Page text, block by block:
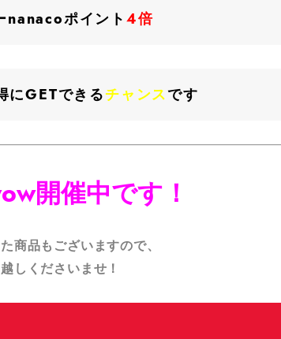
nanacoポイント4倍
にGETできるチャンスです
開催中です！
商品もございますので、
しくださいませ！